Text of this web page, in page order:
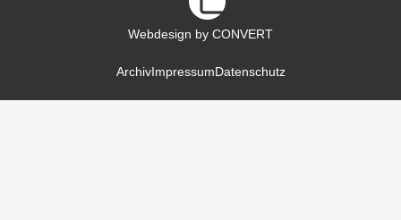
Webdesign by CONVERT
ArchivImpressum Datenschutz